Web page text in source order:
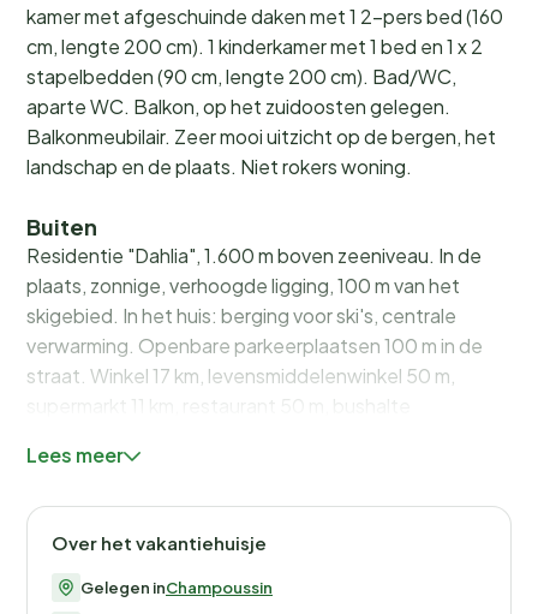
kamer met afgeschuinde daken met 1 2-pers bed (160
cm, lengte 200 cm). 1 kinderkamer met 1 bed en 1 x 2
stapelbedden (90 cm, lengte 200 cm). Bad/WC,
aparte WC. Balkon, op het zuidoosten gelegen.
Balkonmeubilair. Zeer mooi uitzicht op de bergen, het
landschap en de plaats. Niet rokers woning.
Buiten
Residentie "Dahlia", 1.600 m boven zeeniveau. In de
plaats, zonnige, verhoogde ligging, 100 m van het
skigebied. In het huis: berging voor ski's, centrale
verwarming. Openbare parkeerplaatsen 100 m in de
straat. Winkel 17 km, levensmiddelenwinkel 50 m,
supermarkt 11 km, restaurant 50 m, bushalte
km. Tennis 10 km, sportcentrum 10 km, wandelroutes 1
langlaufloipe 11 km, ijsbaan 10 km. Bekende
skigebieden kunnen gemakkelijk worden bereikt:
Portes du Soleil. Auto noodzakelijk.
Lees meer
Over het vakantiehuisje
Gelegen inChampoussin